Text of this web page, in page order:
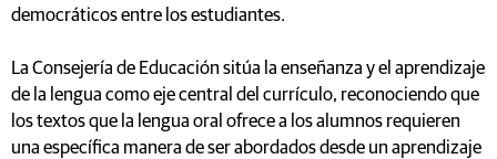
democráticos entre los estudiantes.
La Consejería de Educación sitúa la enseñanza y el aprendizaje
de la lengua como eje central del currículo, reconociendo que
los textos que la lengua oral ofrece a los alumnos requieren
una específica manera de ser abordados desde un aprendizaje